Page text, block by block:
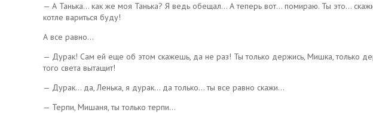
— А Танька… как же моя Танька? Я ведь обещал… А теперь вот… помираю. Ты это…
котле вариться буду!
А все равно…
— Дурак! Сам ей еще об этом скажешь, да не раз! Ты только держись, Мишка, только
того света вытащит!
— Дурак… да, Ленька, я дурак… да только… ты все равно скажи…
— Терпи, Мишаня, ты только терпи…